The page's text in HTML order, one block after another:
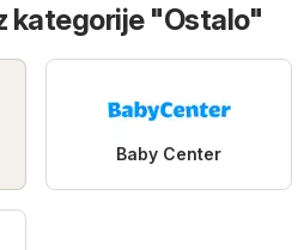
kategorije "Ostalo"
Baby Center